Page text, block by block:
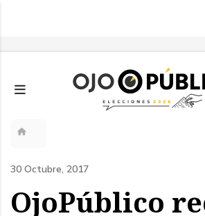
principal
Sobrescribir
enlaces
de
30 Octubre, 2017
OjoPúblico